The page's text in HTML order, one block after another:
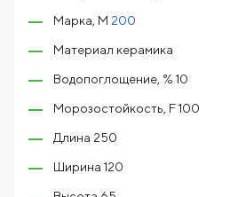
Марка, М 200
Материал керамика
Водопоглощение, % 10
Морозостойкость, F 100
Длина 250
Ширина 120